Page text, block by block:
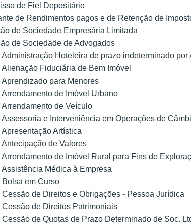
de Fiel Depositário
de Rendimentos pagos e de Retenção de
de Sociedade Empresária Limitada
de Sociedade de Advogados
Administração Hoteleira de prazo indeterminado por
Alienação Fiduciária de Bem Imóvel
Aprendizado para Menores
Arrendamento de Imóvel Urbano
Arrendamento de Veículo
Assessoria e Interveniência em Operações de
Apresentação Artística
Antecipação de Valores
Arrendamento de Imóvel Rural para Fins de
Assistência Médica à Empresa
Bolsa em Curso
Cessão de Direitos e Obrigações - Pessoa Jurídica
Cessão de Direitos Patrimoniais
Cessão de Quotas de Prazo Determinado de Soc.